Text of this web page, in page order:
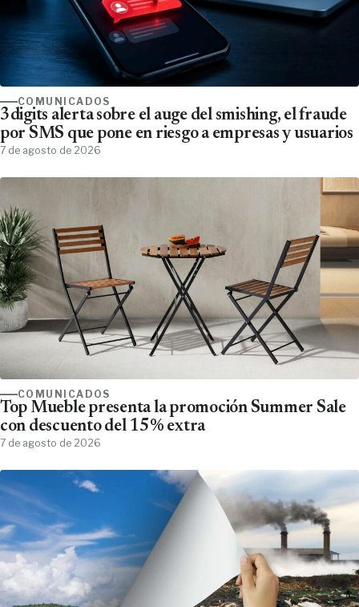
COMUNICADOS
3digits alerta sobre el auge del smishing, el fraude
por SMS que pone en riesgo a empresas y usuarios
7 de agosto de 2026
COMUNICADOS
Top Mueble presenta la promoción Summer Sale
con descuento del 15% extra
7 de agosto de 2026